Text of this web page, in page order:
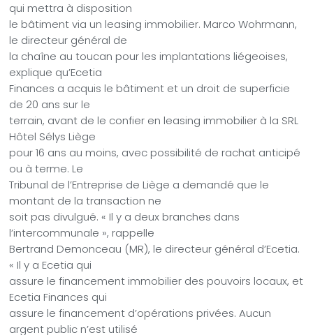
qui mettra à disposition
le bâtiment via un leasing immobilier. Marco Wohrmann,
le directeur général de
la chaîne au toucan pour les implantations liégeoises,
explique qu’Ecetia
Finances a acquis le bâtiment et un droit de superficie
de 20 ans sur le
terrain, avant de le confier en leasing immobilier à la SRL
Hôtel Sélys Liège
pour 16 ans au moins, avec possibilité de rachat anticipé
ou à terme. Le
Tribunal de l’Entreprise de Liège a demandé que le
montant de la transaction ne
soit pas divulgué. « Il y a deux branches dans
l’intercommunale », rappelle
Bertrand Demonceau (MR), le directeur général d’Ecetia.
« Il y a Ecetia qui
assure le financement immobilier des pouvoirs locaux, et
Ecetia Finances qui
assure le financement d’opérations privées. Aucun
argent public n’est utilisé